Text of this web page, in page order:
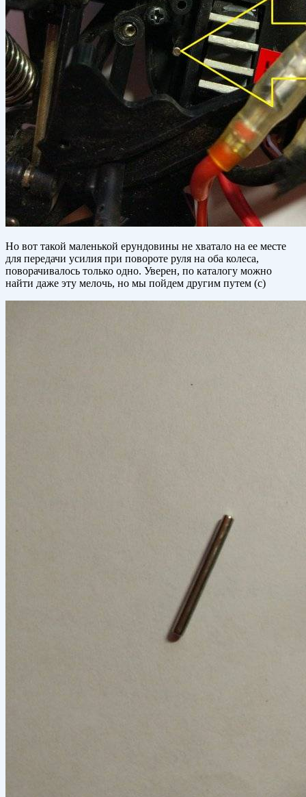
Но вот такой маленькой ерундовины не хватало на ее месте
для передачи усилия при повороте руля на оба колеса,
поворачивалось только одно. Уверен, по каталогу можно
найти даже эту мелочь, но мы пойдем другим путем (с)